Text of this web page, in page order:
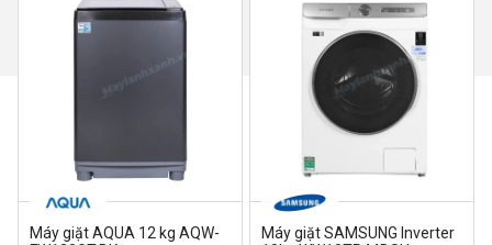
Máy giặt AQUA 12 kg AQW-
Máy giặt SAMSUNG Inverter